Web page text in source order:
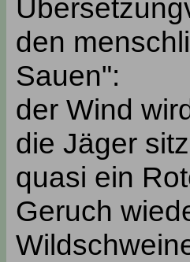
den
Sauen":
der Wind
die Jäger
quasi ein
Geruch